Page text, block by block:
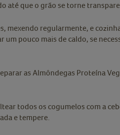
até que o grão se torne
mexendo regularmente, e
pouco mais de caldo, se
as Almôndegas Proteína
todos os cogumelos com a
e tempere.